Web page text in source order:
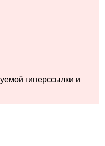
гиперссылки и